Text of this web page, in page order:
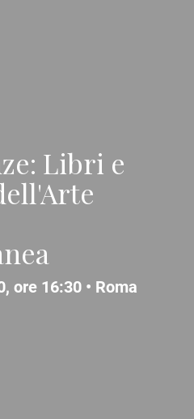
Libri e
ore 16:30 • Roma